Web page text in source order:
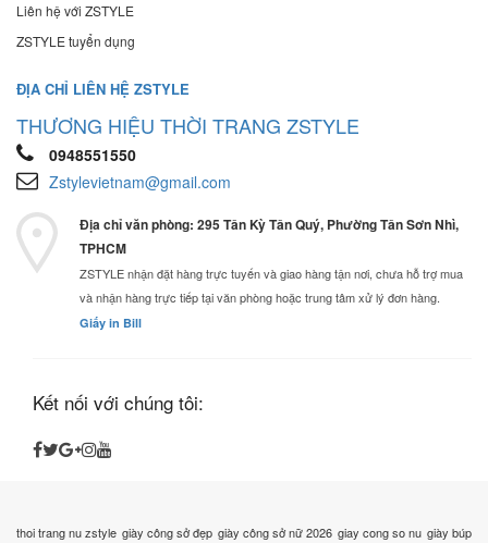
Liên hệ với ZSTYLE
ZSTYLE tuyển dụng
ĐỊA CHỈ LIÊN HỆ ZSTYLE
THƯƠNG HIỆU THỜI TRANG ZSTYLE
0948551550
Zstylevietnam@gmail.com
Địa chỉ văn phòng: 295 Tân Kỳ Tân Quý, Phường Tân Sơn Nhì,
TPHCM
ZSTYLE nhận đặt hàng trực tuyến và giao hàng tận nơi, chưa hỗ trợ mua
và nhận hàng trực tiếp tại văn phòng hoặc trung tâm xử lý đơn hàng.
Giấy in Bill
Kết nối với chúng tôi:
thoi trang nu zstyle giày công sở đẹp giày công sở nữ 2026 giay cong so nu giày búp